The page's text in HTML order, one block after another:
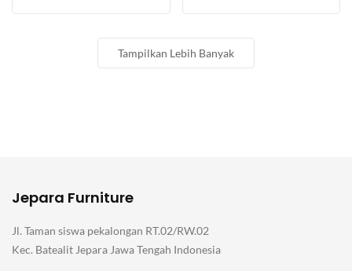
Tampilkan Lebih Banyak
Jepara Furniture
Jl. Taman siswa pekalongan RT.02/RW.02
Kec. Batealit Jepara Jawa Tengah Indonesia